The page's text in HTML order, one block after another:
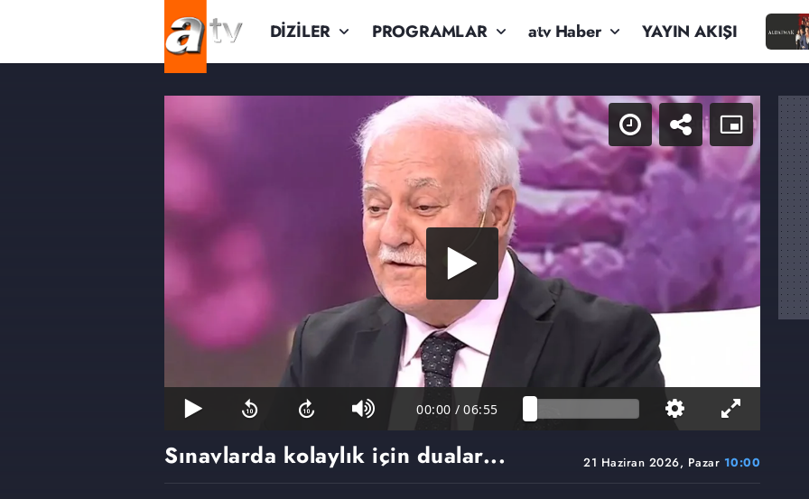
DİZİLER PROGRAMLAR atv Haber YAYIN AKIŞI
00:00 / 06:55
21 Haziran 2026, Pazar 10:00
Sınavlarda kolaylık için dualar...